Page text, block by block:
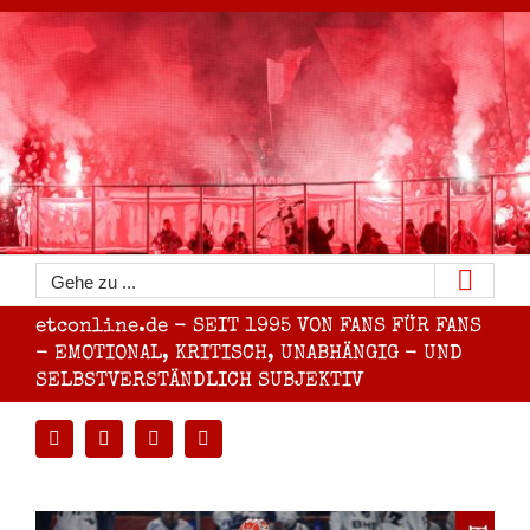
Zum
Inhalt
springen
Gehe zu ...
etconline.de - SEIT 1995 VON FANS FÜR FANS
- EMOTIONAL, KRITISCH, UNABHÄNGIG - UND
SELBSTVERSTÄNDLICH SUBJEKTIV